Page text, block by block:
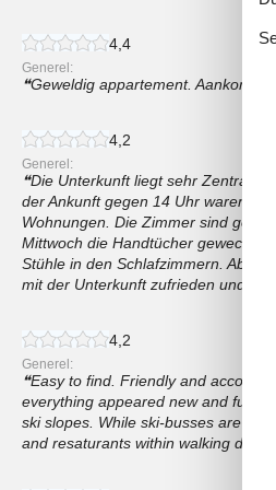
4,4
Generel:
Geweldig appartement. Aankomst
4,2
Generel:
Die Unterkunft liegt sehr Zentral in
der Ankunft gegen 14 Uhr waren
Wohnungen. Die Zimmer sind
Mittwoch die Handtücher
Stühle in den Schlafzimmern. Aber
mit der Unterkunft zufrieden und
4,2
Generel:
Easy to find. Friendly and
everything appeared new and
ski slopes. While ski-busses are
and resaturants within walking